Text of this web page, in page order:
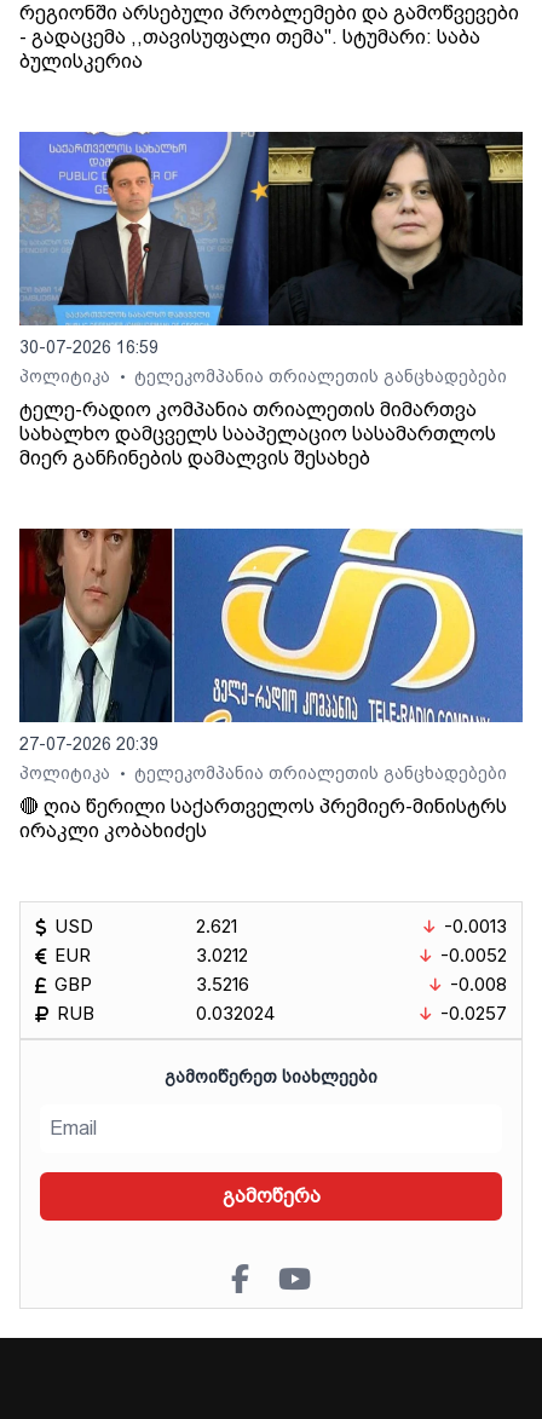
რეგიონში არსებული პრობლემები და გამოწვევები
- გადაცემა ,,თავისუფალი თემა". სტუმარი: საბა
ბულისკერია
30-07-2026 16:59
პოლიტიკა
• ტელეკომპანია თრიალეთის განცხადებები
ტელე-რადიო კომპანია თრიალეთის მიმართვა
სახალხო დამცველს სააპელაციო სასამართლოს
მიერ განჩინების დამალვის შესახებ
27-07-2026 20:39
პოლიტიკა
• ტელეკომპანია თრიალეთის განცხადებები
🔴 ღია წერილი საქართველოს პრემიერ-მინისტრს
ირაკლი კობახიძეს
USD
EUR
GBP
RUB
2.621
3.0212
3.5216
0.032024
-0.0013
-0.0052
-0.008
-0.0257
ᲒᲐᲛᲝᲘᲬᲔᲠᲔᲗ ᲡᲘᲐᲮᲚᲔᲔᲑᲘ
გამოწერა